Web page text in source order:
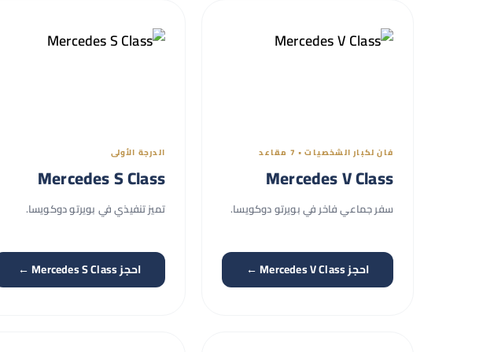
فان لكبار الشخصيات • 7 مقاعد
Mercedes V Class
سفر جماعي فاخر في بويرتو دوكويسا.
احجز Mercedes V Class ←
الدرجة الأولى
Mercedes S Class
تميز تنفيذي في بويرتو دوكويسا.
احجز Mercedes S Class ←